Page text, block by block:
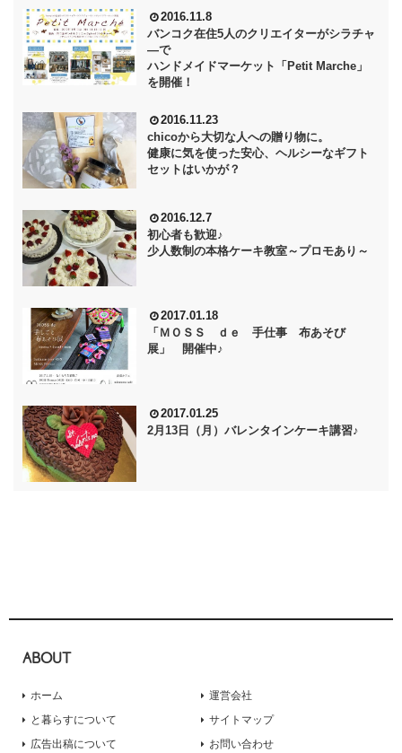
2016.11.8
バンコク在住5人のクリエイターがシラチャ
―で
ハンドメイドマーケット「Petit Marche」
を開催！
2016.11.23
chicoから大切な人への贈り物に。
健康に気を使った安心、ヘルシーなギフト
セットはいかが？
2016.12.7
初心者も歓迎♪
少人数制の本格ケーキ教室～プロモあり～
2017.01.18
「ＭＯＳＳ ｄｅ 手仕事 布あそび
展」 開催中♪
2017.01.25
2月13日（月）バレンタインケーキ講習♪
ABOUT
ホーム
と暮らすについて
広告出稿について
運営会社
サイトマップ
お問い合わせ